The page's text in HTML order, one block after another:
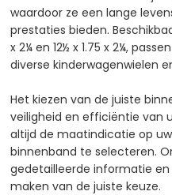
waardoor ze een lange
prestaties bieden.
x 2¼ en 12½ x 1.75 x 2¼,
diverse kinderwagenwielen
Het kiezen van de juiste
veiligheid en efficiëntie van
altijd de maatindicatie op
binnenband te selecteren.
gedetailleerde informatie
maken van de juiste keuze.